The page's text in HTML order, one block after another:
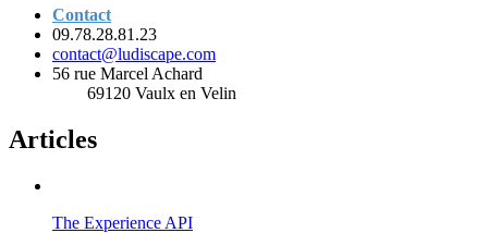
Contact
09.78.28.81.23
contact@ludiscape.com
56 rue Marcel Achard
69120 Vaulx en Velin
Articles
The Experience API